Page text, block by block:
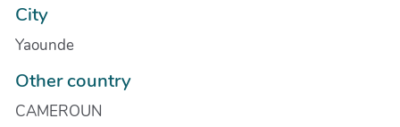
City
Yaounde
Other country
CAMEROUN